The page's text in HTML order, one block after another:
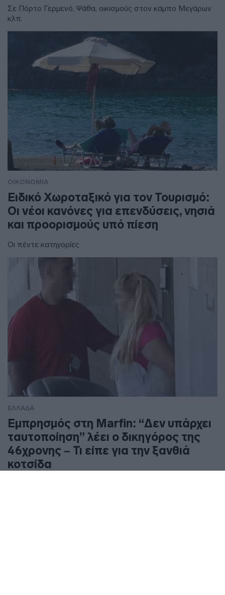
Σε Πόρτο Γερμενό, Ψάθα, οικισμούς στον κάμπο Μεγάρων
κλπ.
ΟΙΚΟΝΟΜΙΑ
Ειδικό Χωροταξικό για τον Τουρισμό:
Οι νέοι κανόνες για επενδύσεις, νησιά
και προορισμούς υπό πίεση
Οι πέντε κατηγορίες
ΕΛΛΑΔΑ
Εμπρησμός στη Marfin: “Δεν υπάρχει
ταυτοποίηση” λέει ο δικηγόρος της
46χρονης – Τι είπε για την ξανθιά
κοτσίδα